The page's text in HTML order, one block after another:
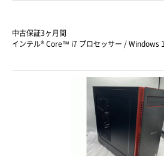
中古保証3ヶ月間
インテル® Core™ i7 プロセッサー / Windows